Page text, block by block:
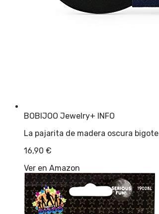
BOBIJOO Jewelry+ INFO
La pajarita de madera oscura bigote
16,90 €
Ver en Amazon